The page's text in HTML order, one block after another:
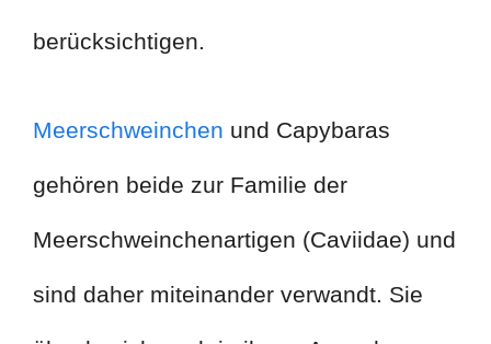
berücksichtigen.
Meerschweinchen und Capybaras
gehören beide zur Familie der
Meerschweinchenartigen (Caviidae) und
sind daher miteinander verwandt. Sie